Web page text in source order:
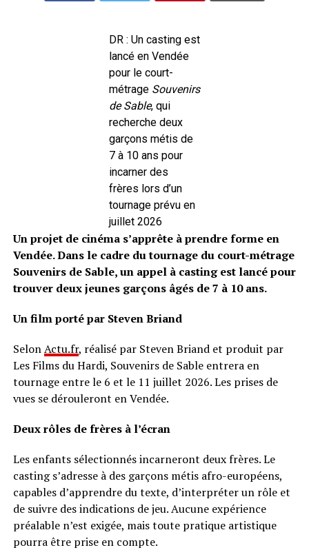
DR : Un casting est
lancé en Vendée
pour le court-
métrage Souvenirs
de Sable, qui
recherche deux
garçons métis de
7 à 10 ans pour
incarner des
frères lors d’un
tournage prévu en
juillet 2026
Un projet de cinéma s’apprête à prendre forme en
Vendée. Dans le cadre du tournage du court-métrage
Souvenirs de Sable, un appel à casting est lancé pour
trouver deux jeunes garçons âgés de 7 à 10 ans.
Un film porté par Steven Briand
SelonActu.fr, réalisé par Steven Briand et produit par
Les Films du Hardi, Souvenirs de Sable entrera en
tournage entre le 6 et le 11 juillet 2026. Les prises de
vues se dérouleront en Vendée.
Deux rôles de frères à l’écran
Les enfants sélectionnés incarneront deux frères. Le
casting s’adresse à des garçons métis afro-européens,
capables d’apprendre du texte, d’interpréter un rôle et
de suivre des indications de jeu. Aucune expérience
préalable n’est exigée, mais toute pratique artistique
pourra être prise en compte.